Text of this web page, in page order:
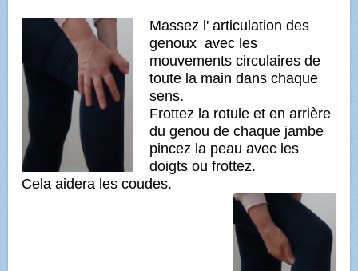
Massez l' articulation des
genoux avec les
mouvements circulaires de
toute la main dans chaque
sens.
Frottez la rotule et en arrière
du genou de chaque jambe
pincez la peau avec les
doigts ou frottez.
Cela aidera les coudes.